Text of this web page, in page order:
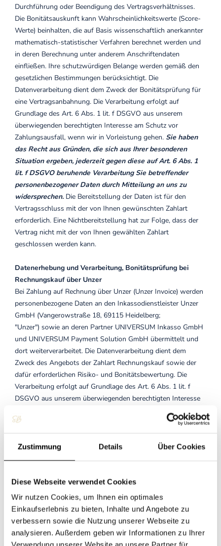
Zustimmung Details Über Cookies
Diese Webseite verwendet Cookies
Wir nutzen Cookies, um Ihnen ein optimales
Einkaufserlebnis zu bieten, Inhalte und Angebote zu
verbessern sowie die Nutzung unserer Webseite zu
analysieren. Außerdem geben wir Informationen zu Ihrer
Durchführung oder Beendigung des Vertragsverhältnisses.
Die Bonitätsauskunft kann Wahrscheinlichkeitswerte (Score-
Werte) beinhalten, die auf Basis wissenschaftlich anerkannter
mathematisch-statistischer Verfahren berechnet werden und
in deren Berechnung unter anderem Anschriftendaten
einfließen. Ihre schutzwürdigen Belange werden gemäß den
gesetzlichen Bestimmungen berücksichtigt. Die
Datenverarbeitung dient dem Zweck der Bonitätsprüfung für
eine Vertragsanbahnung. Die Verarbeitung erfolgt auf
Grundlage des Art. 6 Abs. 1 lit. f DSGVO aus unserem
überwiegenden berechtigten Interesse am Schutz vor
Zahlungsausfall, wenn wir in Vorleistung gehen. Sie haben
das Recht aus Gründen, die sich aus Ihrer besonderen
Situation ergeben, jederzeit gegen diese auf Art. 6 Abs. 1
lit. f DSGVO beruhende Verarbeitung Sie betreffender
personenbezogener Daten durch Mitteilung an uns zu
widersprechen. Die Bereitstellung der Daten ist für den
Vertragsschluss mit der von Ihnen gewünschten Zahlart
erforderlich. Eine Nichtbereitstellung hat zur Folge, dass der
Vertrag nicht mit der von Ihnen gewählten Zahlart
geschlossen werden kann.
Datenerhebung und Verarbeitung, Bonitätsprüfung bei
Rechnungskauf über Unzer
Bei Zahlung auf Rechnung über Unzer (Unzer Invoice) werden
personenbezogene Daten an den Inkassodienstleister Unzer
GmbH (Vangerowstraße 18, 69115 Heidelberg;
"Unzer") sowie an deren Partner UNIVERSUM Inkasso GmbH
und UNIVERSUM Payment Solution GmbH übermittelt und
dort weiterverarbeitet. Die Datenverarbeitung dient dem
Zweck des Angebots der Zahlart Rechnungskauf sowie der
dafür erforderlichen Risiko- und Bonitätsbewertung. Die
Verarbeitung erfolgt auf Grundlage des Art. 6 Abs. 1 lit. f
DSGVO aus unserem überwiegenden berechtigten Interesse
an einem Angebot von verschiedenen Zahlarten sowie am
Schutz vor Zahlungsausfall.
Sie haben das Recht aus
jederzeit gegen diese auf Art. 6 Abs. 1 lit. f DSGVO
beruhende Verarbeitung Sie betreffender
widersprechen.Zum Zwecke der eigenen Bonitätsprüfung
übermittelt Unzer Daten an Wirtschaftsauskunfteien
(Auskunfteien) und erhält von diesen Auskünfte sowie ggf.
Bonitätsinformationen auf Basis mathematisch-statistischer
Verfahren, in deren Berechnung unter anderem
Anschriftendaten einfließen.